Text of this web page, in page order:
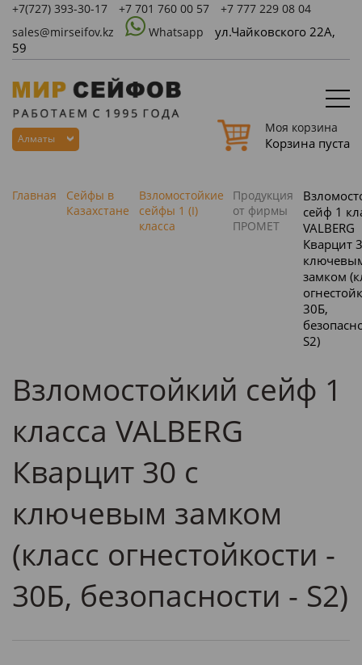
+7(727) 393-30-17 +7 701 760 00 57
+7 777 229 08 04
sales@mirseifov.kz
Whatsapp
ул.Чайковского 22А,
59
Алматы
Моя корзина
Корзина пуста
Главная
Сейфы в
Казахстане
Взломостойкие
сейфы 1 (I)
класса
Продукция
от фирмы
ПРОМЕТ
сейф 1
VALBERG
Кварцит
замком
30Б,
S2)
Взломостойкий сейф 1
класса VALBERG
Кварцит 30 с
ключевым замком
(класс огнестойкости -
30Б, безопасности - S2)